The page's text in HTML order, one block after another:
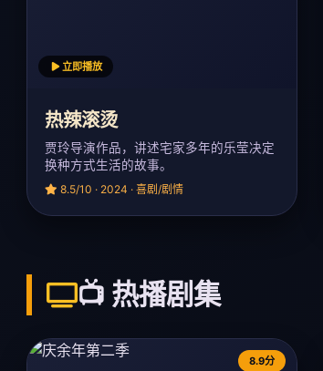
立即播放
热辣滚烫
贾玲导演作品，讲述宅家多年的乐莹决定
换种方式生活的故事。
8.5/10 · 2024 · 喜剧/剧情
📺 热播剧集
8.9分